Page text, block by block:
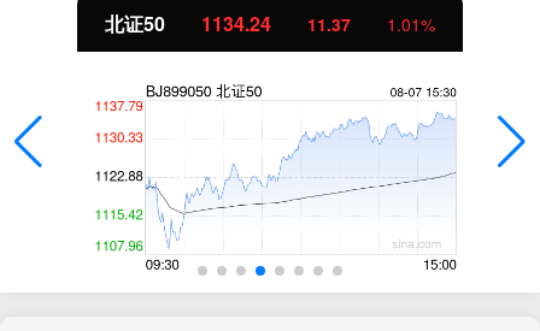
北证50 1134.24 11.37 1.01%